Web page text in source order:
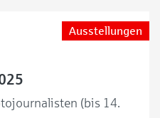
Ausstellungen
(bis 14.